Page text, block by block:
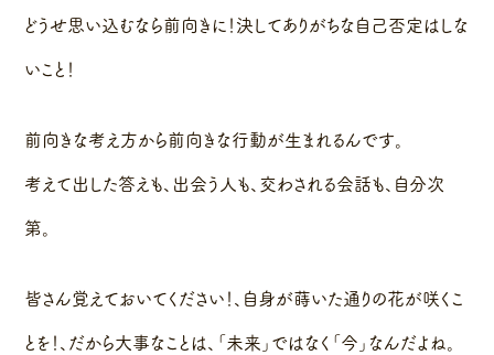
どうせ思い込むなら前向きに！決してありがちな自己否定はしな
いこと！
前向きな考え方から前向きな行動が生まれるんです。
考えて出した答えも、出会う人も、交わされる会話も、自分次
第。
皆さん覚えておいてください！、自身が蒔いた通りの花が咲くこ
とを！、だから大事なことは、「未来」ではなく「今」なんだよね。